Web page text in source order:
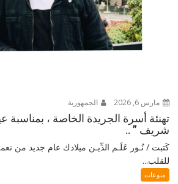
مارس 6, 2026 الجمهورية
تهنئة أسرة الجريدة الخاصة ، بمناسبة
شريف ” ..
كَتبت / نُـور عَلَـم الدِّيـن ميلادك عام جديد من
للقلب...
منوعات